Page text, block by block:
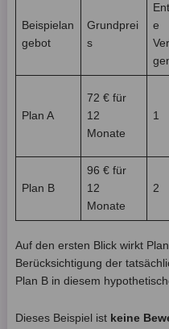
Beispielan
gebot
Grundprei
s
e
Plan A
72 € für
12
Monate
1
Plan B
96 € für
12
Monate
2
Auf den ersten Blick wirkt
Berücksichtigung der
Plan B in diesem
Dieses Beispiel ist keine